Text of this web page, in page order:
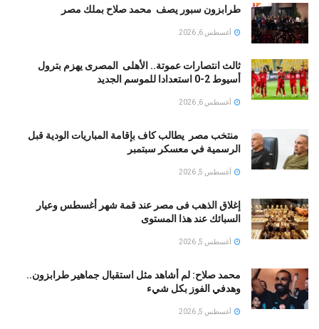
طرابزون سبور يصف محمد صلاح بملك مصر
أغسطس 6, 2026
ثالث انتصارات عموتة.. الأهلى المصرى يهزم بترول
أسيوط 2-0 استعدادا للموسم الجديد
أغسطس 6, 2026
منتخب مصر يطالب كاف بإقامة المباريات الودية قبل
الرسمية في معسكر سبتمبر
أغسطس 5, 2026
إغلاق الذهب فى مصر عند قمة شهر أغسطس وعيار
السبائك عند هذا المستوى
أغسطس 5, 2026
محمد صلاح: لم أشاهد مثل استقبال جماهير طرابزون..
وهدفي الفوز بكل شيء
أغسطس 5, 2026